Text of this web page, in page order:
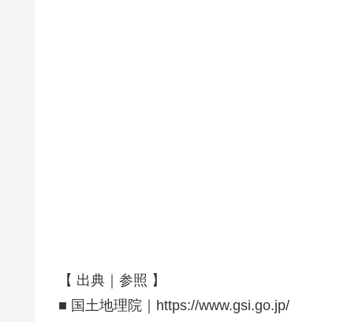
【 出典｜参照 】
■ 国土地理院｜https://www.gsi.go.jp/